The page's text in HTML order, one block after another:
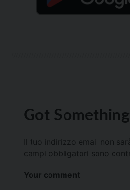
Got Something
Il tuo indirizzo email non
campi obbligatori sono
Your comment